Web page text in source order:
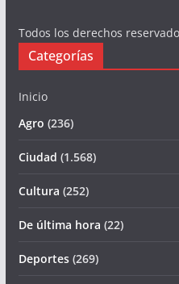
Todos los derechos
Categorías
Inicio
Agro (236)
Ciudad (1.568)
Cultura (252)
De última hora (22)
Deportes(269)